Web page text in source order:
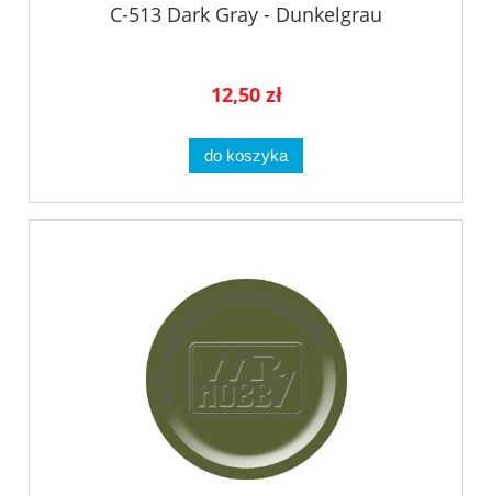
C-513 Dark Gray - Dunkelgrau
12,50 zł
do koszyka